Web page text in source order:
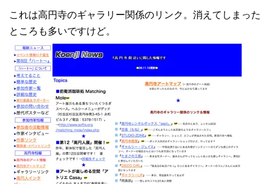
これは高円寺のギャラリー関係のリンク。消えてしまった
ところも多いですけど。